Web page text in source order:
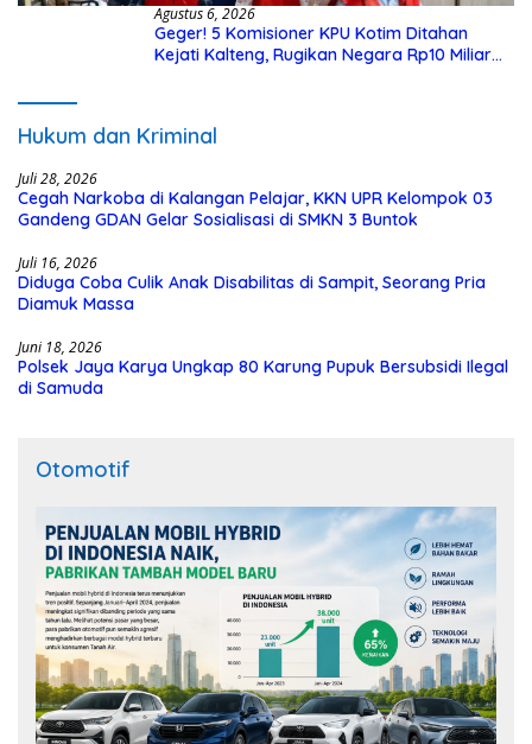
Agustus 6, 2026
Geger! 5 Komisioner KPU Kotim Ditahan
Kejati Kalteng, Rugikan Negara Rp10 Miliar
Hukum dan Kriminal
Juli 28, 2026
Cegah Narkoba di Kalangan Pelajar, KKN UPR Kelompok 03
Gandeng GDAN Gelar Sosialisasi di SMKN 3 Buntok
Juli 16, 2026
Diduga Coba Culik Anak Disabilitas di Sampit, Seorang Pria
Diamuk Massa
Juni 18, 2026
Polsek Jaya Karya Ungkap 80 Karung Pupuk Bersubsidi Ilegal
di Samuda
Otomotif